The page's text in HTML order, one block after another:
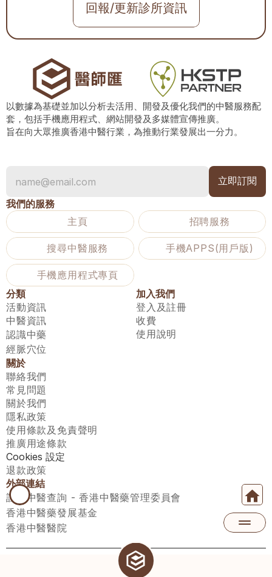
回報/更新診所資訊
以數據為基礎並加以分析去活用、開發及優化我們的中醫服務配
套，包括手機應用程式、網站開發及多媒體宣傳推廣。
旨在向大眾推廣香港中醫行業，為推動行業發展出一分力。
我們的服務
主頁
招聘服務
搜尋中醫服務 手機APPS(用戶版)
手機應用程式專頁
分類
活動資訊
中醫資訊
認識中藥
經脈穴位
加入我們
登入及註冊
收費
使用說明
關於
聯絡我們
常見問題
關於我們
隱私政策
使用條款及免責聲明
推廣用途條款
Cookies 設定
退款政策
外部連結
註冊中醫查詢 - 香港中醫藥管理委員會
香港中醫藥發展基金
香港中醫醫院
醫師匯有限公司 ECWAY LIMITED Copyright 2026© All rights